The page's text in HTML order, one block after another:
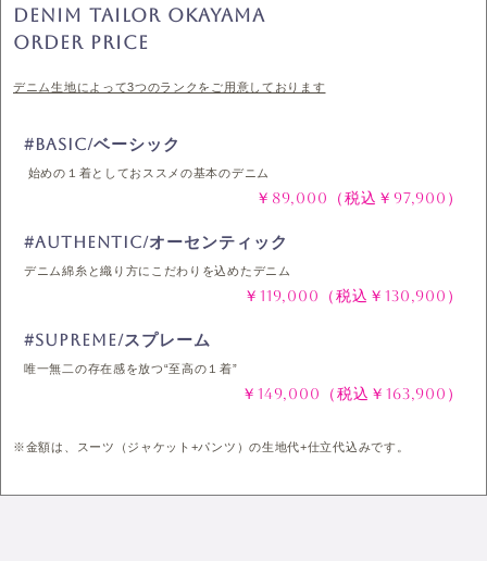
DENIM TAILOR OKAYAMA
ORDER PRICE
デニム生地によって3つのランクをご用意しております
#BASIC/ベーシック
始めの１着としておススメの基本のデニム
￥89,000（税込￥97,900）
#AUTHENTIC/オーセンティック
デニム綿糸と織り方にこだわりを込めたデニム
￥119,000（税込￥130,900）
#SUPREME/スプレーム
唯一無二の存在感を放つ“至高の１着”
￥149,000（税込￥163,900）
※金額は、スーツ（ジャケット+パンツ）の生地代+仕立代込みです。